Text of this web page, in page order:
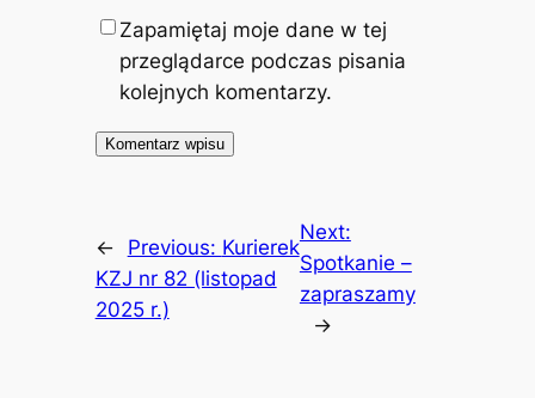
Zapamiętaj moje dane w tej
przeglądarce podczas pisania
kolejnych komentarzy.
← Previous: Kurierek
KZJ nr 82 (listopad
2025 r.)
Next:
Spotkanie –
zapraszamy
→